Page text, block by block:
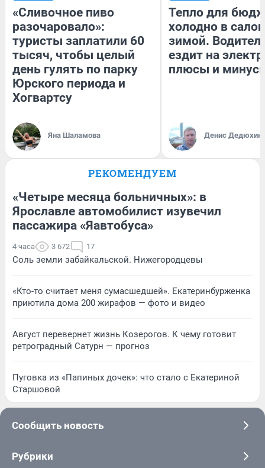
«Сливочное пиво
разочаровало»:
туристы заплатили 60
тысяч, чтобы целый
день гулять по парку
Юрского периода и
Хогвартсу
Яна Шаламова
Тепло для
холодно в
зимой.
ездит на
плюсы и
Денис Дедюхин
РЕКОМЕНДУЕМ
«Четыре месяца больничных»: в
Ярославле автомобилист изувечил
пассажира «Яавтобуса»
4 часа 3 672 17
Соль земли забайкальской. Нижегородцевы
«Кто-то считает меня сумасшедшей». Екатеринбурженка
приютила дома 200 жирафов — фото и видео
Август перевернет жизнь Козерогов. К чему готовит
ретроградный Сатурн — прогноз
Пуговка из «Папиных дочек»: что стало с Екатериной
Старшовой
Сообщить новость
Рубрики